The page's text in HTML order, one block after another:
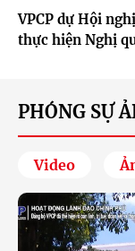
VPCP dự Hội
thực hiện Nghị
PHÓNG SỰ
Video